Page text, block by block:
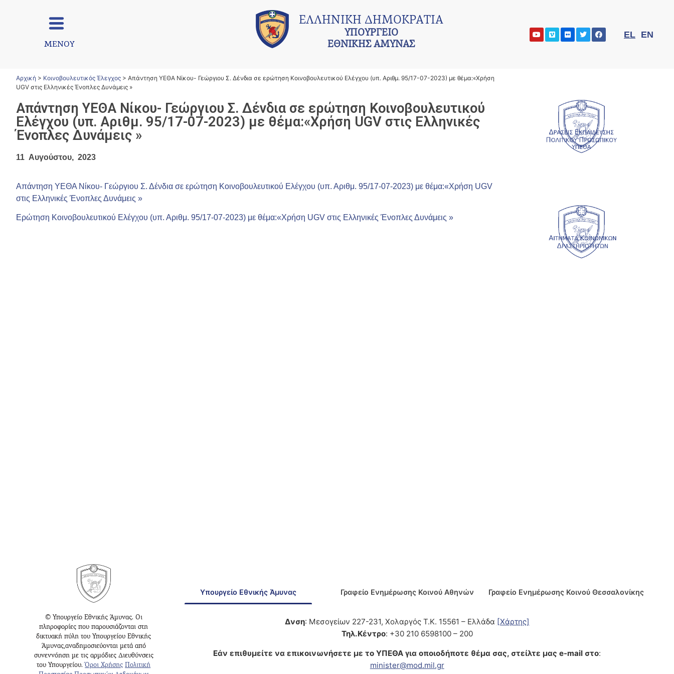
ΜΕΝΟΥ
ΕΛΛΗΝΙΚΗ ΔΗΜΟΚΡΑΤΙΑ
ΥΠΟΥΡΓΕΙΟ
ΕΘΝΙΚΗΣ ΑΜΥΝΑΣ
EL EN
Αρχική > Κοινοβουλευτικός Έλεγχος > Απάντηση ΥΕΘΑ Νίκου- Γεώργιου Σ. Δένδια σε ερώτηση Κοινοβουλευτικού Ελέγχου (υπ. Αριθμ. 95/17-07-2023) με θέμα:«Χρήση
UGV στις Ελληνικές Ένοπλες Δυνάμεις »
Απάντηση ΥΕΘΑ Νίκου- Γεώργιου Σ. Δένδια σε ερώτηση Κοινοβουλευτικού
Ελέγχου (υπ. Αριθμ. 95/17-07-2023) με θέμα:«Χρήση UGV στις Ελληνικές
Ένοπλες Δυνάμεις »
11 Αυγούστου, 2023
Απάντηση ΥΕΘΑ Νίκου- Γεώργιου Σ. Δένδια σε ερώτηση Κοινοβουλευτικού Ελέγχου (υπ. Αριθμ. 95/17-07-2023) με θέμα:«Χρήση UGV
στις Ελληνικές Ένοπλες Δυνάμεις »
Eρώτηση Κοινοβουλευτικού Ελέγχου (υπ. Αριθμ. 95/17-07-2023) με θέμα:«Χρήση UGV στις Ελληνικές Ένοπλες Δυνάμεις »
© Υπουργείο Εθνικής Άμυνας. Οι
πληροφορίες που παρουσιάζονται στη
δικτυακή πύλη του Υπουργείου Εθνικής
Άμυνας,αναδημοσιεύονται μετά από
συνεννόηση με τις αρμόδιες Διευθύνσεις
του Υπουργείου.Όροι Χρήσης Πολιτική
Υπουργείο Εθνικής Άμυνας Γραφείο Ενημέρωσης Κοινού Αθηνών Γραφείο Ενημέρωσης Κοινού Θεσσαλονίκης
Δνση: Μεσογείων 227-231, Χολαργός Τ.Κ. 15561 – Ελλάδα [Χάρτης]
Τηλ.Κέντρο: +30 210 6598100 – 200
Εάν επιθυμείτε να επικοινωνήσετε με το ΥΠΕΘΑ για οποιοδήποτε θέμα σας, στείλτε μας e-mail στο:
minister@mod.mil.gr